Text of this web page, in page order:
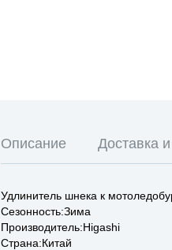
Описание Доставка
Удлинитель шнека к
Сезонность:Зима
Производитель:Higashi
Страна:Китай